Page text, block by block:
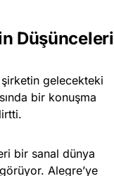
Düşünceleri
şirketin gelecekteki
bir konuşma
bir sanal dünya
Alegre’ye